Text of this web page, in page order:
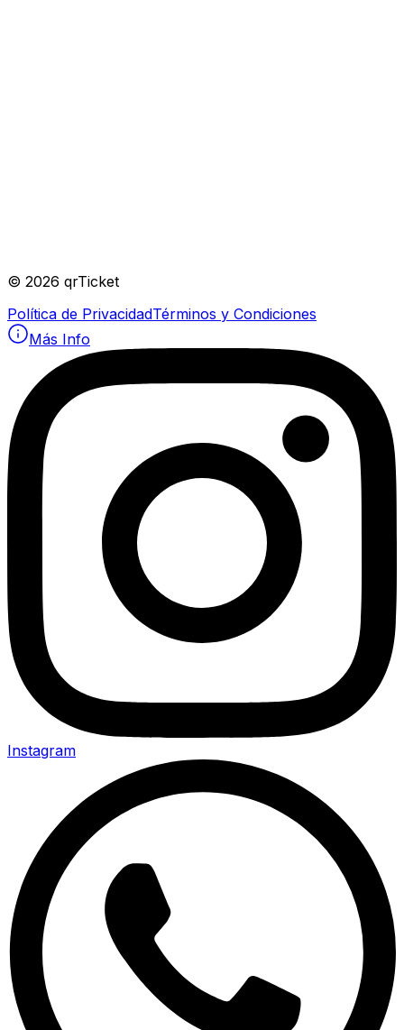
© 2026 qrTicket
Política de PrivacidadTérminos y Condiciones
Más Info
Instagram